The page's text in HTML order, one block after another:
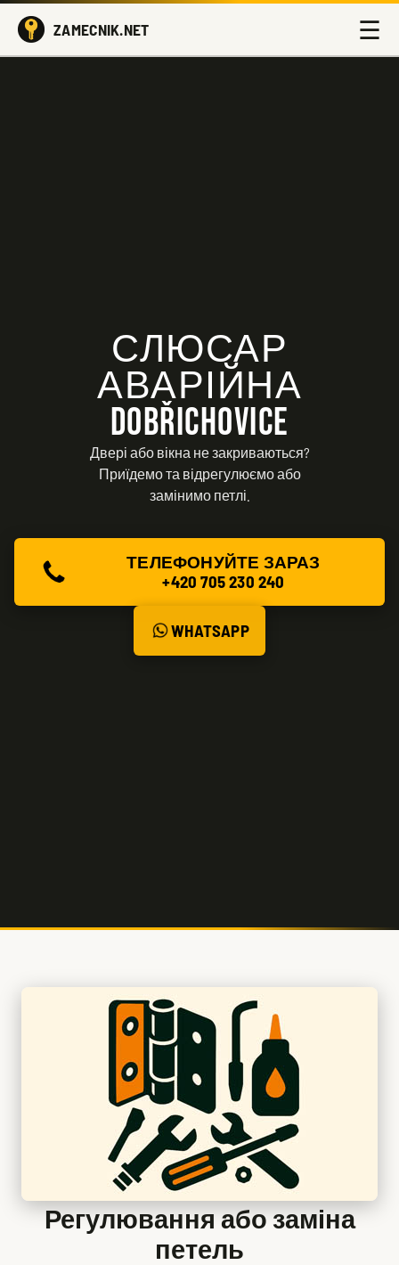
ZAMECNIK.NET ☰
СЛЮСАР
АВАРІЙНА
DOBŘICHOVICE
Двері або вікна не закриваються?
Приїдемо та відрегулюємо або
замінимо петлі.
ТЕЛЕФОНУЙТЕ ЗАРАЗ
+420 705 230 240
WHATSAPP
Регулювання або заміна
петель